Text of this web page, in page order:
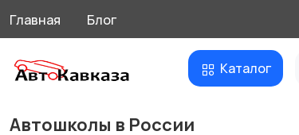
Главная Блог
Каталог
Автошколы в России